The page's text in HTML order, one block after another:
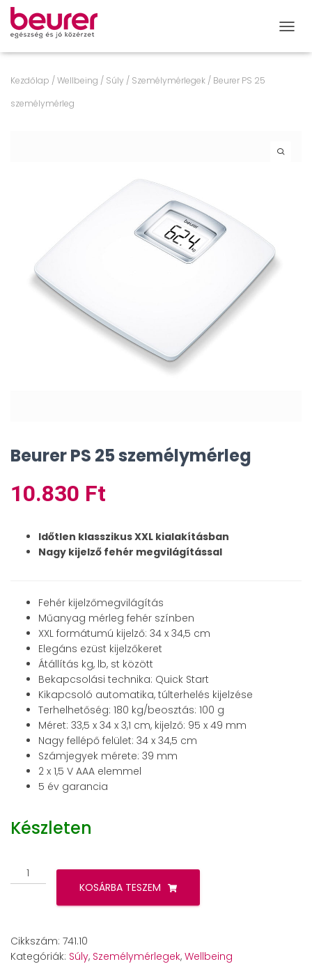
Kezdőlap /Wellbeing / Súly / Személymérlegek / Beurer PS 25
személymérleg
Beurer PS 25 személymérleg
10.830 Ft
Időtlen klasszikus XXL kialakításban
Nagy kijelző fehér megvilágítással
Fehér kijelzőmegvilágítás
Műanyag mérleg fehér színben
XXL formátumú kijelző: 34 x 34,5 cm
Elegáns ezüst kijelzőkeret
Átállítás kg, lb, st között
Bekapcsolási technika: Quick Start
Kikapcsoló automatika, túlterhelés kijelzése
Terhelhetőség: 180 kg/beosztás: 100 g
Méret: 33,5 x 34 x 3,1 cm, kijelző: 95 x 49 mm
Nagy fellépő felület: 34 x 34,5 cm
Számjegyek mérete: 39 mm
2 x 1,5 V AAA elemmel
5 év garancia
Készleten
Beurer
PS
KOSÁRBA TESZEM
Cikkszám: 741.10
Kategóriák: Súly, Személymérlegek, Wellbeing